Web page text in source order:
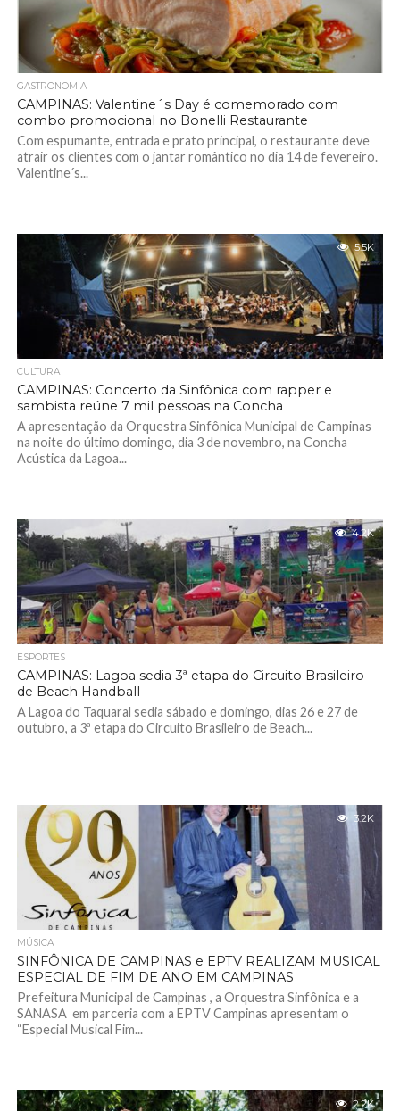
GASTRONOMIA
CAMPINAS: Valentine´s Day é comemorado com
combo promocional no Bonelli Restaurante
Com espumante, entrada e prato principal, o restaurante deve
atrair os clientes com o jantar romântico no dia 14 de fevereiro.
Valentine´s...
5.5K
CULTURA
CAMPINAS: Concerto da Sinfônica com rapper e
sambista reúne 7 mil pessoas na Concha
A apresentação da Orquestra Sinfônica Municipal de Campinas
na noite do último domingo, dia 3 de novembro, na Concha
Acústica da Lagoa...
4.2K
ESPORTES
CAMPINAS: Lagoa sedia 3ª etapa do Circuito Brasileiro
de Beach Handball
A Lagoa do Taquaral sedia sábado e domingo, dias 26 e 27 de
outubro, a 3ª etapa do Circuito Brasileiro de Beach...
3.2K
MÚSICA
SINFÔNICA DE CAMPINAS e EPTV REALIZAM MUSICAL
ESPECIAL DE FIM DE ANO EM CAMPINAS
Prefeitura Municipal de Campinas , a Orquestra Sinfônica e a
SANASA em parceria com a EPTV Campinas apresentam o
“Especial Musical Fim...
2.2K